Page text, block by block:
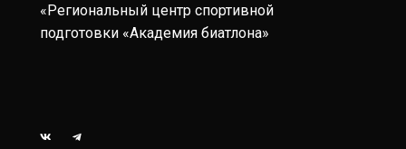
«Региональный центр спортивной
подготовки «Академия биатлона»